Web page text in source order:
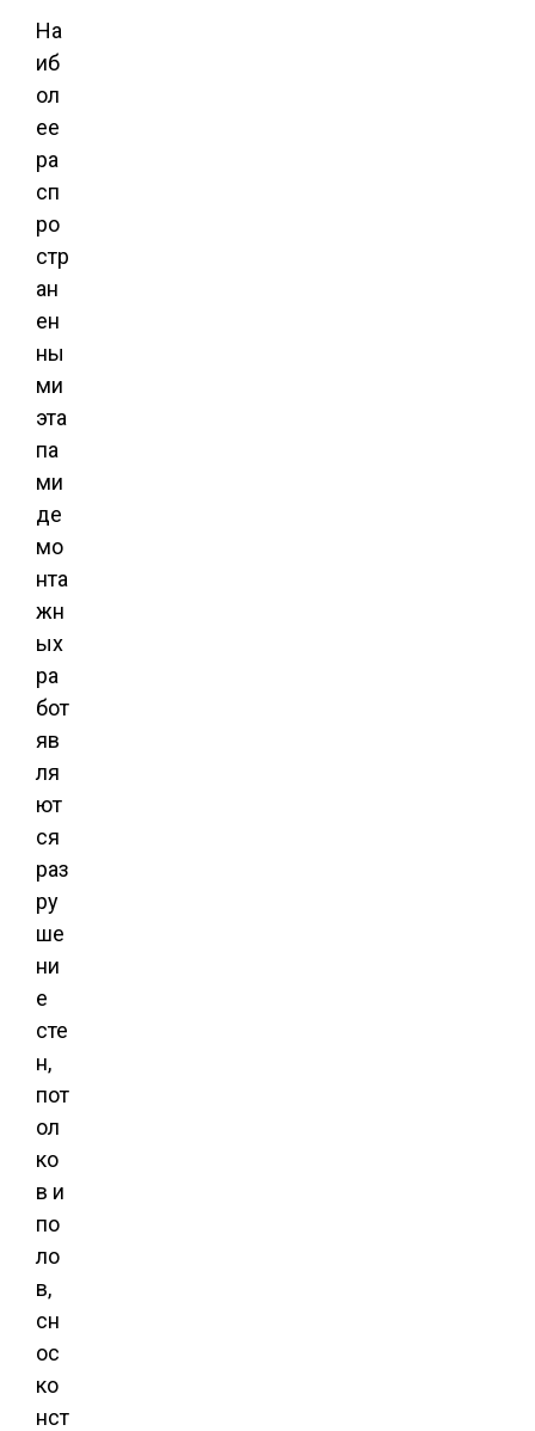
На
иб
ол
ее
ра
сп
ро
стр
ан
ен
ны
ми
эта
па
ми
де
мо
нта
жн
ых
ра
бот
яв
ля
ют
ся
раз
ру
ше
ни
е
сте
н,
пот
ол
ко
в и
по
ло
в,
сн
ос
ко
нст